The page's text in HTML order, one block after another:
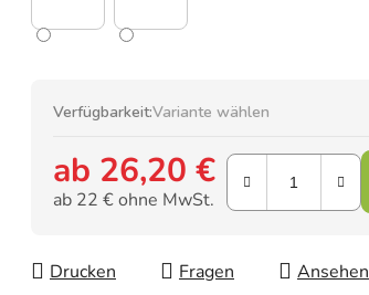
Verfügbarkeit:Variante wählen
ab 26,20 €
ab 22 €ohne MwSt.
Drucken
Fragen Ansehen